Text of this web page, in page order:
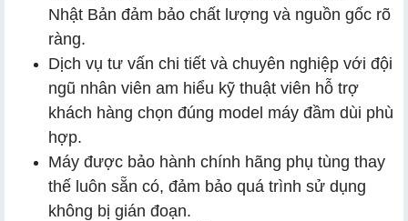
Nhật Bản đảm bảo chất lượng và nguồn gốc rõ
ràng.
Dịch vụ tư vấn chi tiết và chuyên nghiệp với đội
ngũ nhân viên am hiểu kỹ thuật viên hỗ trợ
khách hàng chọn đúng model máy đầm dùi phù
hợp.
Máy được bảo hành chính hãng phụ tùng thay
thế luôn sẵn có, đảm bảo quá trình sử dụng
không bị gián đoạn.